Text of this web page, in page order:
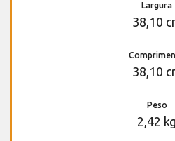
Largura
38,10
38,10
Peso
2,42 kg